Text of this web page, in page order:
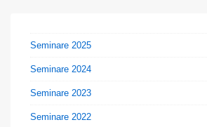
Seminare 2025
Seminare 2024
Seminare 2023
Seminare 2022